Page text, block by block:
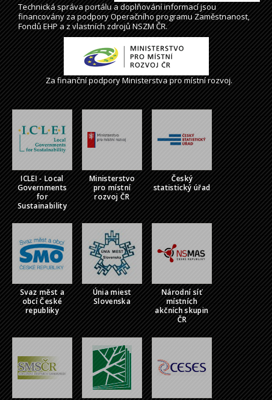
Technická správaportálua doplňování informací jsou
financovány za podpory Operačního programu Zaměstnanost,
Fondů EHP a z vlastních zdrojů NSZM ČR.
Za finanční podpory Ministerstva pro místní rozvoj.
ICLEI - Local
Governments
for
Sustainability
Ministerstvo
pro místní
rozvoj ČR
Český
statistický úřad
Svaz měst a
obcí České
republiky
Únia miest
Slovenska
Národní síť
místních
akčních skupin
ČR